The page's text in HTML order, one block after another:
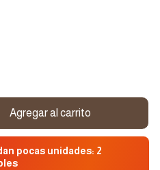
pocas unidades: 2